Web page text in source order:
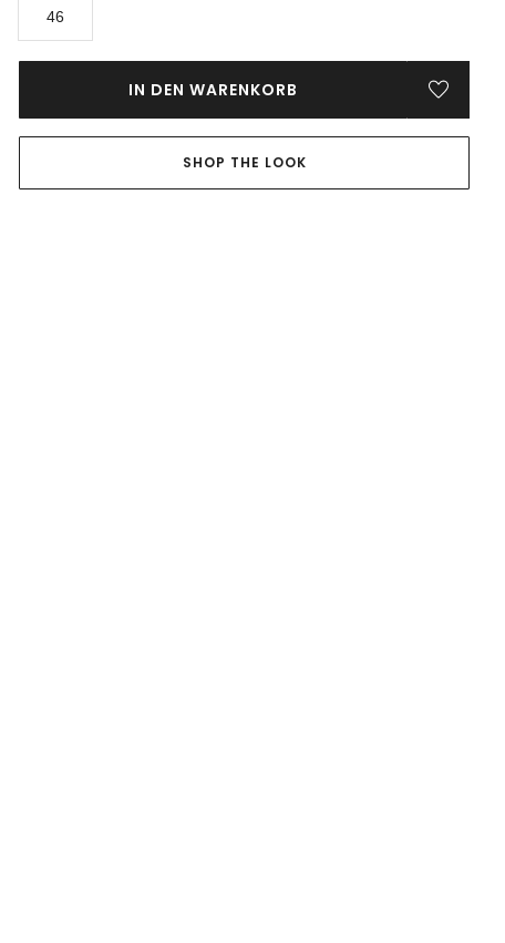
46
IN DEN WARENKORB
SHOP THE LOOK